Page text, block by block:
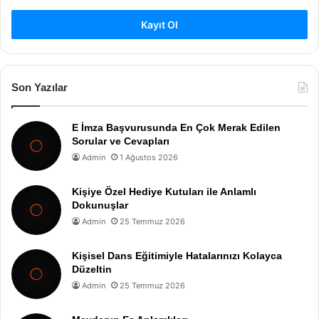
Kayıt Ol
Son Yazılar
E İmza Başvurusunda En Çok Merak Edilen
Sorular ve Cevapları
Admin 1 Ağustos 2026
Kişiye Özel Hediye Kutuları ile Anlamlı
Dokunuşlar
Admin 25 Temmuz 2026
Kişisel Dans Eğitimiyle Hatalarınızı Kolayca
Düzeltin
Admin 25 Temmuz 2026